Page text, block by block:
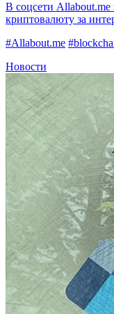
В соцсети Allabout.me
криптовалюту за
#Allabout.me
Новости